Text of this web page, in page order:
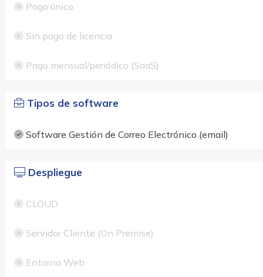
Pago único
Sin pago de licencia
Pago mensual/periódico (SaaS)
Tipos de software
Software Gestión de Correo Electrónico (email)
Despliegue
CLOUD
Servidor Cliente (On Premise)
Entorno Web